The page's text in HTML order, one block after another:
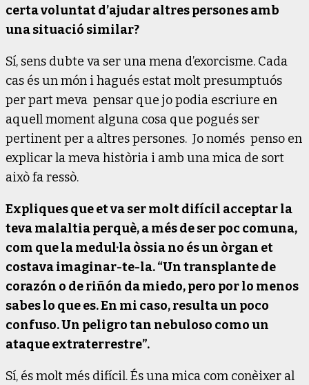
certa voluntat d’ajudar altres persones amb
una situació similar?
Sí, sens dubte va ser una mena d’exorcisme. Cada
cas és un món i hagués estat molt presumptuós
per part meva pensar que jo podia escriure en
aquell moment alguna cosa que pogués ser
pertinent per a altres persones. Jo només penso en
explicar la meva història i amb una mica de sort
això fa ressò.
Expliques que et va ser molt difícil acceptar la
teva malaltia perquè, a més de ser poc comuna,
com que la medul·la òssia no és un òrgan et
costava imaginar-te-la. “Un transplante de
corazón o de riñón da miedo, pero por lo menos
sabes lo que es. En mi caso, resulta un poco
confuso. Un peligro tan nebuloso como un
ataque extraterrestre”.
Sí, és molt més difícil. És una mica com conèixer al